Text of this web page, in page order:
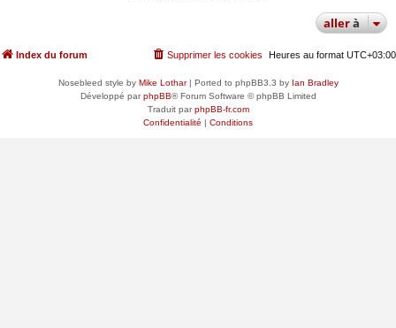
allerà
Index du forum Heures au format UTC+03:00
Supprimer les cookies
Nosebleed style by Mike Lothar| Ported to phpBB3.3 by Ian Bradley
Développé parphpBB® Forum Software © phpBB Limited
Traduit parphpBB-fr.com
Confidentialité | Conditions